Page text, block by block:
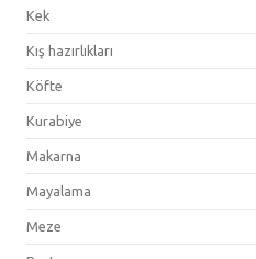
Kek
Kış hazırlıkları
Köfte
Kurabiye
Makarna
Mayalama
Meze